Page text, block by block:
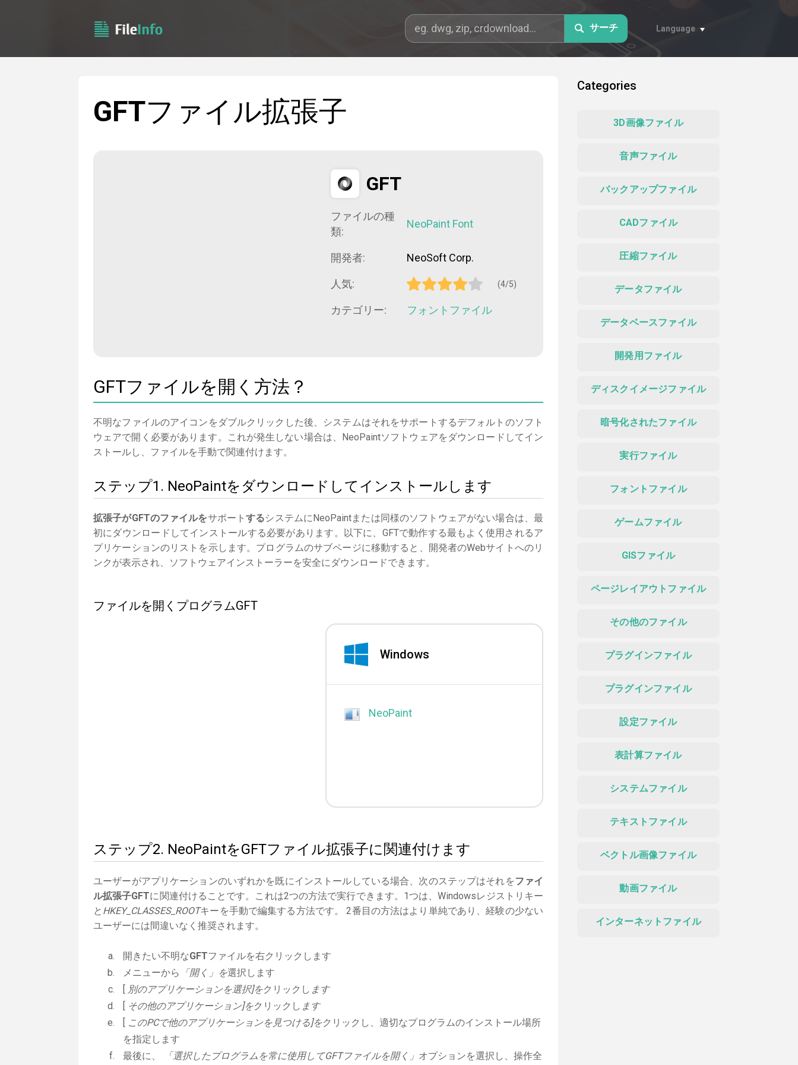
サーチ Language
GFTファイル拡張子
GFT
ファイルの種
類:
NeoPaint Font
開発者: NeoSoft Corp.
人気: (4/5)
カテゴリー: フォントファイル
GFTファイルを開く方法？
不明なファイルのアイコンをダブルクリックした後、システムはそれをサポートするデフォルトのソフト
ウェアで開く必要があります。これが発生しない場合は、NeoPaintソフトウェアをダウンロードしてイン
ストールし、ファイルを手動で関連付けます。
ステップ1. NeoPaintをダウンロードしてインストールします
拡張子がGFTのファイルをサポートするシステムにNeoPaintまたは同様のソフトウェアがない場合は、最
初にダウンロードしてインストールする必要があります。以下に、GFTで動作する最もよく使用されるア
プリケーションのリストを示します。プログラムのサブページに移動すると、開発者のWebサイトへのリ
ンクが表示され、ソフトウェアインストーラーを安全にダウンロードできます。
ファイルを開くプログラムGFT
Windows
NeoPaint
ステップ2. NeoPaintをGFTファイル拡張子に関連付けます
ユーザーがアプリケーションのいずれかを既にインストールしている場合、次のステップはそれをファイ
ル拡張子GFTに関連付けることです。これは2つの方法で実行できます。1つは、Windowsレジストリキー
と HKEY_CLASSES_ROOTキーを手動で編集する方法です。 2番目の方法はより単純であり、経験の少ない
ユーザーには間違いなく推奨されます。
開きたい不明なGFTファイルを右クリックします
メニューから
「開く」を選択します
[ 別のアプリケーションを選択]をクリックし ます
[ その他のアプリケーション]をクリックし ます
[ このPCで他のアプリケーションを見つける]をクリックし、適切なプログラムのインストール場所
を指定します
最後に、
「選択したプログラムを常に使用してGFTファイルを開く」 オプションを選択し、操作全
Categories
3D画像ファイル
音声ファイル
バックアップファイル
CADファイル
圧縮ファイル
データファイル
データベースファイル
開発用ファイル
ディスクイメージファイル
暗号化されたファイル
実行ファイル
フォントファイル
ゲームファイル
GISファイル
ページレイアウトファイル
その他のファイル
プラグインファイル
プラグインファイル
設定ファイル
表計算ファイル
システムファイル
テキストファイル
ベクトル画像ファイル
動画ファイル
インターネットファイル